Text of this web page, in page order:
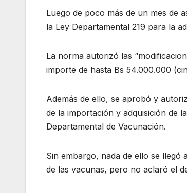
Luego de poco más de un mes de
la Ley Departamental 219 para la
La norma autorizó las
importe de hasta Bs 54.000.000
Además de ello, se aprobó y
de la importación y adquisición de
Departamental de Vacunación.
Sin embargo, nada de ello se
de las vacunas, pero no aclaró el